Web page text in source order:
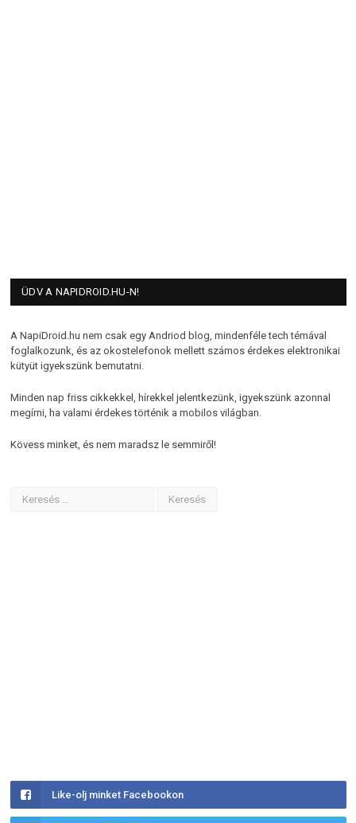
ÜDV A NAPIDROID.HU-N!
A NapiDroid.hu nem csak egy Andriod blog, mindenféle tech témával
foglalkozunk, és az okostelefonok mellett számos érdekes elektronikai
kütyüt igyekszünk bemutatni.
Minden nap friss cikkekkel, hírekkel jelentkezünk, igyekszünk azonnal
megírni, ha valami érdekes történik a mobilos világban.
Kövess minket, és nem maradsz le semmiről!
Like-olj minket Facebookon